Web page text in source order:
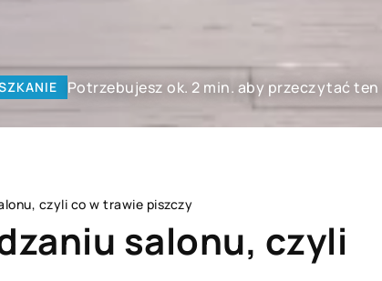
Potrzebujesz ok. 2 min. aby przeczytać ten
czyli co w trawie piszczy
salonu, czyli